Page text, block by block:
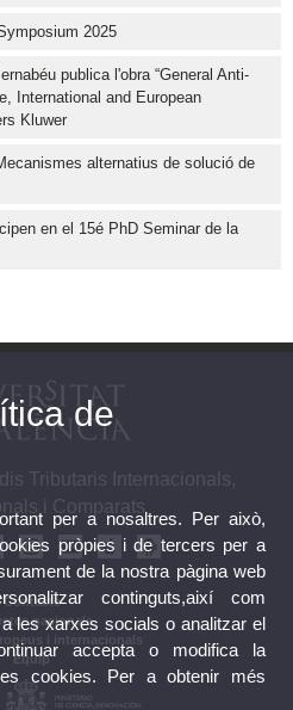
2025
publica l'obra “General Anti-
International and European
Kluwer
alternatius de solució de
en el 15é PhD Seminar de la
Tributaris Internacionals,
i Comparats
Contacte
nacionals
i internacionals
Equip
de
per a nosaltres. Per això,
pròpies i de tercers per a
de la nostra pàgina web
continguts,així com
les xarxes socials o analitzar el
accepta o modifica la
cookies. Per a obtenir més